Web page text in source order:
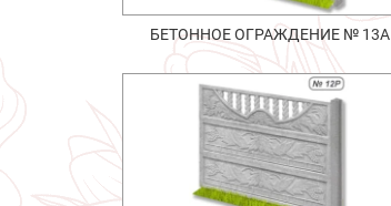
БЕТОННОЕ ОГРАЖДЕНИЕ № 13А